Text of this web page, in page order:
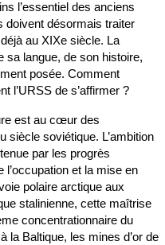
l’essentiel des anciens
doivent désormais traiter
au XIXe siècle. La
sa langue, de son histoire,
posée. Comment
l’URSS de s’affirmer ?
est au cœur des
siècle soviétique. L’ambition
par les progrès
et la mise en
polaire arctique aux
stalinienne, cette maîtrise
concentrationnaire du
la Baltique, les mines d’or de